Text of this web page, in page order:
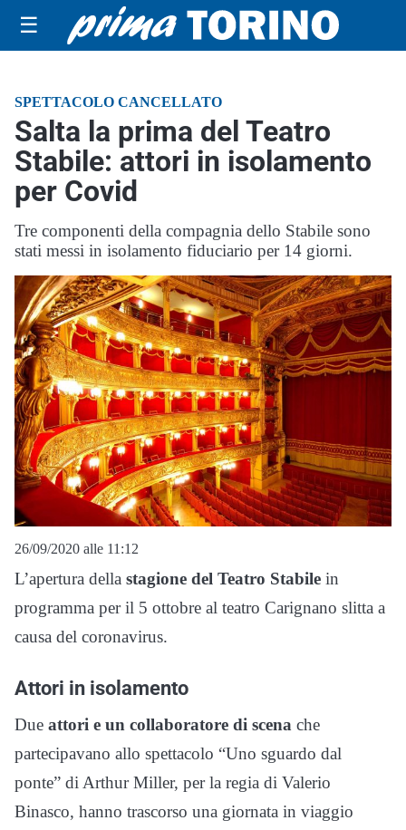
☰
SPETTACOLO CANCELLATO
Salta la prima del Teatro
Stabile: attori in isolamento
per Covid
Tre componenti della compagnia dello Stabile sono
stati messi in isolamento fiduciario per 14 giorni.
26/09/2020 alle 11:12
L’apertura della stagione del Teatro Stabile in
programma per il 5 ottobre al teatro Carignano slitta a
causa del coronavirus.
Attori in isolamento
Due attori e un collaboratore di scena che
partecipavano allo spettacolo “Uno sguardo dal
ponte” di Arthur Miller, per la regia di Valerio
Binasco, hanno trascorso una giornata in viaggio